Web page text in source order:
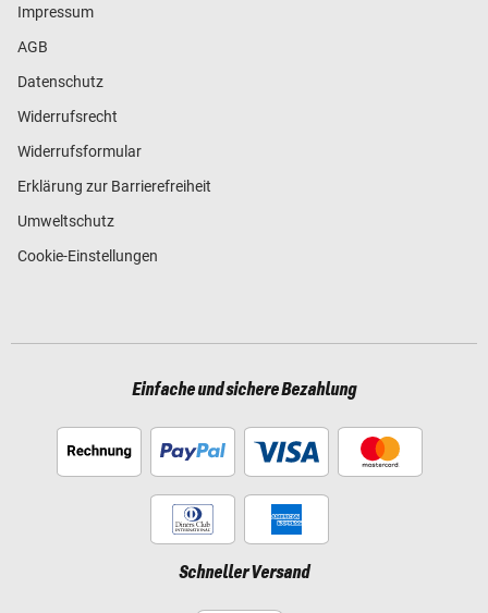
Impressum
AGB
Datenschutz
Widerrufsrecht
Widerrufsformular
Erklärung zur Barrierefreiheit
Umweltschutz
Cookie-Einstellungen
Einfache und sichere Bezahlung
Schneller Versand